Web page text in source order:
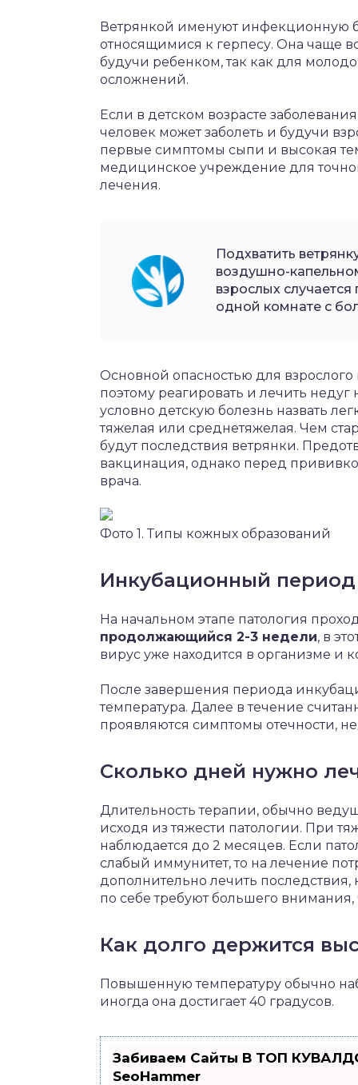
Ветрянкой именуют инфекционную
относящимися к герпесу. Она чаще
будучи ребенком, так как для
осложнений.
Если в детском возрасте
человек может заболеть и будучи
первые симптомы сыпи и высокая
медицинское учреждение для
лечения.
Подхватить
воздушно-
взрослых
одной комнате с
Основной опасностью для
поэтому реагировать и лечить
условно детскую болезнь назвать
тяжелая или среднетяжелая. Чем
будут последствия ветрянки.
вакцинация, однако перед
врача.
Фото 1. Типы кожных образований
Инкубационный период
На начальном этапе патология
продолжающийся 2-3 недели, в
вирус уже находится в организме и
После завершения периода
температура. Далее в течение
проявляются симптомы отечности,
Сколько дней нужно
Длительность терапии, обычно
исходя из тяжести патологии. При
наблюдается до 2 месяцев. Если
слабый иммунитет, то на лечение
дополнительно лечить
по себе требуют большего внимания,
Как долго держится
Повышенную температуру обычно
иногда она достигает 40 градусов.
Забиваем Сайты В ТОП
SeoHammer